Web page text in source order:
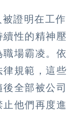
證明在工作
性的精神壓
場霸凌。依
規範，這些
全部被公司
他們再度進